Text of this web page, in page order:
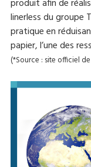
produit afin de
linerless du groupe
pratique en
papier, l’une des
(*Source : site officiel